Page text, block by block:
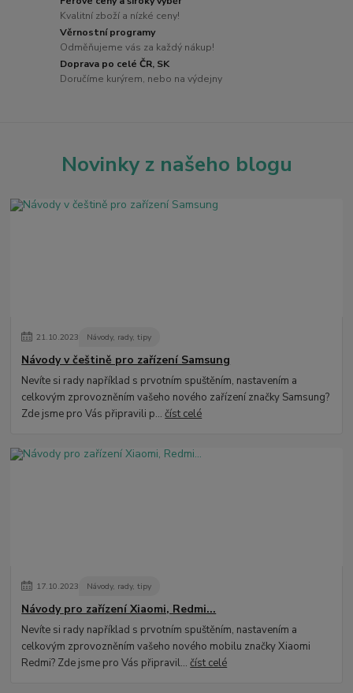
Kvalitní zboží a nízké ceny!
Věrnostní programy
Odměňujeme vás za každý nákup!
Doprava po celé ČR, SK
Doručíme kurýrem, nebo na výdejny
Novinky z našeho blogu
21.10.2023 Návody, rady, tipy
Návody v češtině pro zařízení Samsung
Nevíte si rady například s prvotním spuštěním, nastavením a
celkovým zprovozněním vašeho nového zařízení značky Samsung?
Zde jsme pro Vás připravili p...číst celé
17.10.2023 Návody, rady, tipy
Návody pro zařízení Xiaomi, Redmi...
Nevíte si rady například s prvotním spuštěním, nastavením a
celkovým zprovozněním vašeho nového mobilu značky Xiaomi
Redmi? Zde jsme pro Vás připravil...číst celé